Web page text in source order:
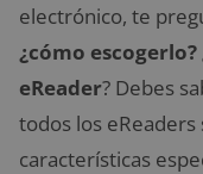
electrónico, te
¿cómo escogerlo?
eReader? Debes
todos los
características